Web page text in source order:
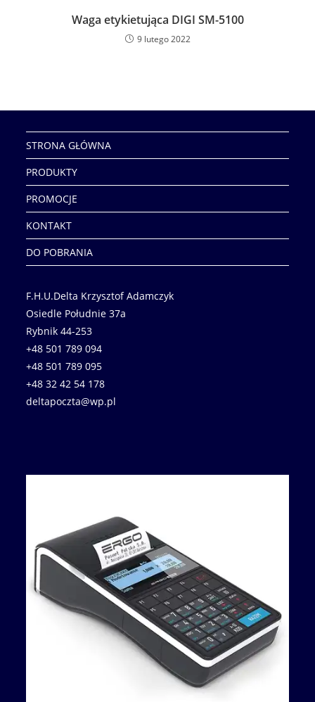
Waga etykietująca DIGI SM-5100
9 lutego 2022
STRONA GŁÓWNA
PRODUKTY
PROMOCJE
KONTAKT
DO POBRANIA
F.H.U.Delta Krzysztof Adamczyk
Osiedle Południe 37a
Rybnik 44-253
+48 501 789 094
+48 501 789 095
+48 32 42 54 178
deltapoczta@wp.pl